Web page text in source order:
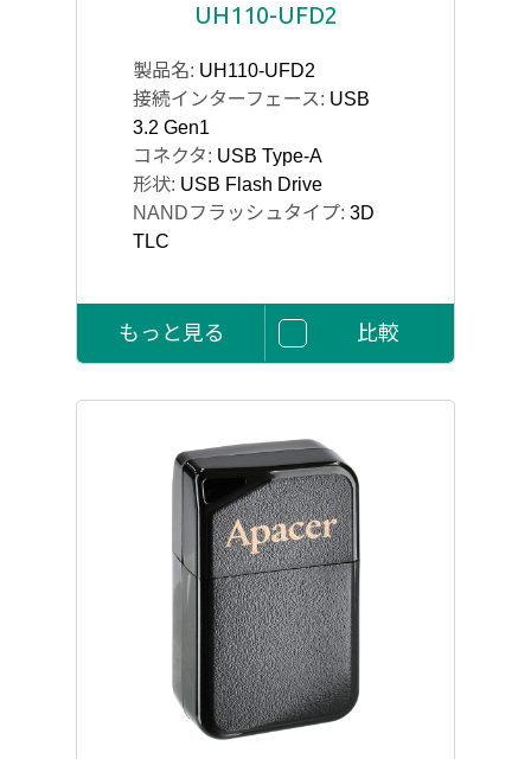
UH110-UFD2
製品名: UH110-UFD2
接続インターフェース: USB
3.2 Gen1
コネクタ: USB Type-A
形状: USB Flash Drive
NANDフラッシュタイプ: 3D
TLC
もっと見る 比較